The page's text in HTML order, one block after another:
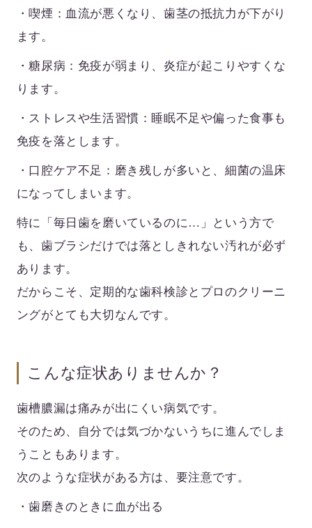
・喫煙 ：血流が悪くなり、歯茎の抵抗力が下がり
ます。
・糖尿病 ：免疫が弱まり、炎症が起こりやすくな
ります。
・ストレスや生活習慣 ：睡眠不足や偏った食事も
免疫を落とします。
・口腔ケア不足 ：磨き残しが多いと、細菌の温床
になってしまいます。
特に「毎日歯を磨いているのに…」という方で
も、歯ブラシだけでは落としきれない汚れが必ず
あります。
だからこそ、定期的な歯科検診とプロのクリーニ
ングがとても大切なんです。
こんな症状ありませんか？
歯槽膿漏は痛みが出にくい病気です。
そのため、自分では気づかないうちに進んでしま
うこともあります。
次のような症状がある方は、要注意です。
・歯磨きのときに血が出る